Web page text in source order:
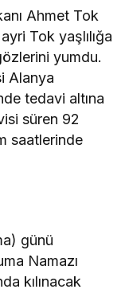
Ahmet Tok
Tok yaşlılığa
yumdu.
Alanya
tedavi altına
süren 92
saatlerinde
günü
Namazı
kılınacak